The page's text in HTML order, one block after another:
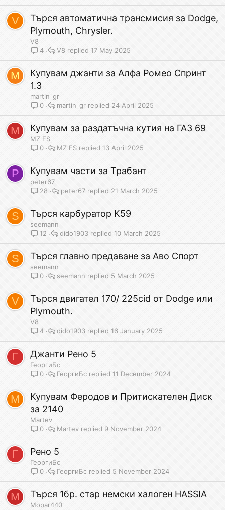
V
Търся автоматична трансмисия за Dodge,
Plymouth, Chrysler.
V8
4
17 May 2025
V8
M
Купувам джанти за Алфа Ромео Спринт
1.3
martin_gr
0
24 April 2025
martin_gr
M Купувам за раздатъчна кутия на ГАЗ 69
MZ ES
0
13 April 2025
MZ ES
P Купувам части за Трабант
peter67
28
21 March 2025
peter67
S Търся карбуратор К59
seemann
12
10 March 2025
dido1903
S Търся главно предаване за Аво Спорт
seemann
0
5 March 2025
seemann
V
Търся двигател 170/ 225cid от Dodge или
Plymouth.
V8
4
16 January 2025
dido1903
Г Джанти Рено 5
ГеоргиБс
0
11 December 2024
ГеоргиБс
M
Купувам Феродов и Притискателен Диск
за 2140
Martev
0
9 November 2024
Martev
Г Рено 5
ГеоргиБс
0
5 November 2024
ГеоргиБс
M Търся 1бр. стар немски халоген HASSIA
Mopar440